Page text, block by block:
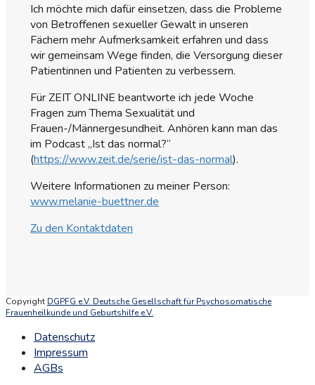
Ich möchte mich dafür einsetzen, dass die Probleme
von Betroffenen sexueller Gewalt in unseren
Fächern mehr Aufmerksamkeit erfahren und dass
wir gemeinsam Wege finden, die Versorgung dieser
Patientinnen und Patienten zu verbessern.
Für ZEIT ONLINE beantworte ich jede Woche
Fragen zum Thema Sexualität und
Frauen-/Männergesundheit. Anhören kann man das
im Podcast „Ist das normal?“
(https://www.zeit.de/serie/ist-das-normal).
Weitere Informationen zu meiner Person:
www.melanie-buettner.de
Zu den Kontaktdaten
Copyright DGPFG e.V. Deutsche Gesellschaft für Psychosomatische
Frauenheilkunde und Geburtshilfe e.V.
Datenschutz
Impressum
AGBs